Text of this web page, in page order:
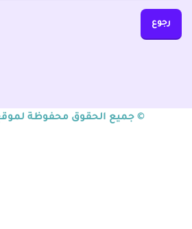
رجوع
© جميع الحقوق محفوظة لموقع